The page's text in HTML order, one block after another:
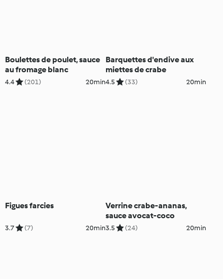
Boulettes de poulet, sauce
au fromage blanc
4.4 (201) 20min
Barquettes d'endive aux
miettes de crabe
4.5 (33) 20min
Figues farcies
3.7 (7) 20min
Verrine crabe-ananas,
sauce avocat-coco
3.5 (24) 20min